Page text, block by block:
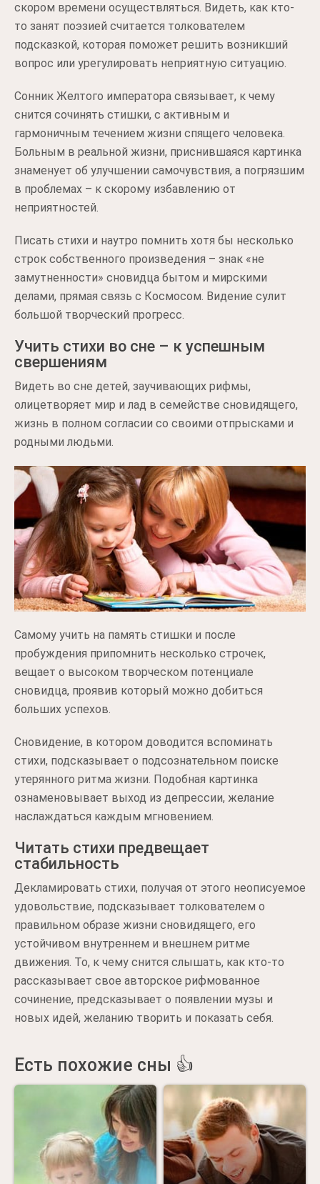
скором времени осуществляться. Видеть, как кто-
то занят поэзией считается толкователем
подсказкой, которая поможет решить возникший
вопрос или урегулировать неприятную ситуацию.
Сонник Желтого императора связывает, к чему
снится сочинять стишки, с активным и
гармоничным течением жизни спящего человека.
Больным в реальной жизни, приснившаяся картинка
знаменует об улучшении самочувствия, а погрязшим
в проблемах – к скорому избавлению от
неприятностей.
Писать стихи и наутро помнить хотя бы несколько
строк собственного произведения – знак «не
замутненности» сновидца бытом и мирскими
делами, прямая связь с Космосом. Видение сулит
большой творческий прогресс.
Учить стихи во сне – к успешным
свершениям
Видеть во сне детей, заучивающих рифмы,
олицетворяет мир и лад в семействе сновидящего,
жизнь в полном согласии со своими отпрысками и
родными людьми.
Самому учить на память стишки и после
пробуждения припомнить несколько строчек,
вещает о высоком творческом потенциале
сновидца, проявив который можно добиться
больших успехов.
Сновидение, в котором доводится вспоминать
стихи, подсказывает о подсознательном поиске
утерянного ритма жизни. Подобная картинка
ознаменовывает выход из депрессии, желание
наслаждаться каждым мгновением.
Читать стихи предвещает
стабильность
Декламировать стихи, получая от этого неописуемое
удовольствие, подсказывает толкователем о
правильном образе жизни сновидящего, его
устойчивом внутреннем и внешнем ритме
движения. То, к чему снится слышать, как кто-то
рассказывает свое авторское рифмованное
сочинение, предсказывает о появлении музы и
новых идей, желанию творить и показать себя.
Есть похожие сны 👍